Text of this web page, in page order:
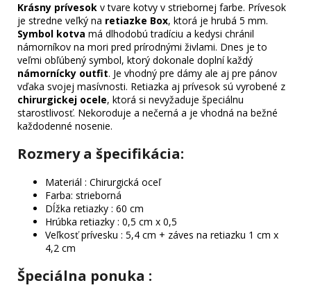
Krásny prívesok v tvare kotvy v striebornej farbe. Prívesok
je stredne veľký na retiazke Box, ktorá je hrubá 5 mm.
Symbol kotva má dlhodobú tradíciu a kedysi chránil
námorníkov na mori pred prírodnými živlami. Dnes je to
veľmi obľúbený symbol, ktorý dokonale doplní každý
námornícky outfit. Je vhodný pre dámy ale aj pre pánov
vďaka svojej masívnosti. Retiazka aj prívesok sú vyrobené z
chirurgickej ocele, ktorá si nevyžaduje špeciálnu
starostlivosť. Nekoroduje a nečerná a je vhodná na bežné
každodenné nosenie.
Rozmery a špecifikácia:
Materiál : Chirurgická oceľ
Farba: strieborná
Dĺžka retiazky : 60 cm
Hrúbka retiazky : 0,5 cm x 0,5
Veľkosť prívesku : 5,4 cm + záves na retiazku 1 cm x
4,2 cm
Špeciálna ponuka :